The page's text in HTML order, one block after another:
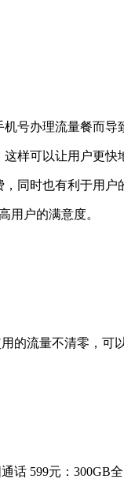
号办理流量餐而导
样可以让用户更快
同时也有利于用户
用户的满意度。
的流量不清零，可
话 599元：